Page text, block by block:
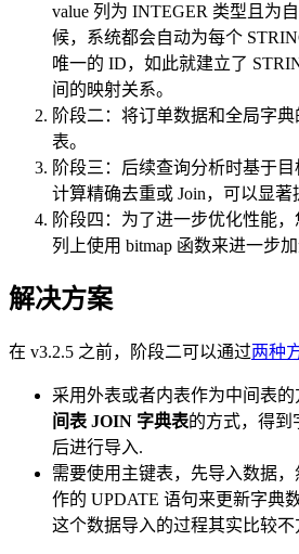
value 列为 INTEGER 类型且为
候，系统都会自动为每个
唯一的 ID，如此就建立了
间的映射关系。
阶段二：将订单数据和全局字
表。
阶段三：后续查询分析时基于
计算精确去重或 Join，可以显著
阶段四：为了进一步优化性能
列上使用 bitmap 函数来进一步
解决方案
在 v3.2.5 之前，阶段二可以通过两种
采用外表或者内表作为中间表的
间表 JOIN 字典表的方式，得到
后进行导入.
需要使用主键表，先导入数据
作的 UPDATE 语句来更新字典
这个数据导入的过程其实比较不